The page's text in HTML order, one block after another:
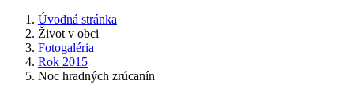
Úvodná stránka
Život v obci
Fotogaléria
Rok 2015
Noc hradných zrúcanín